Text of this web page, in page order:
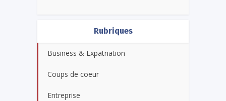
Rubriques
Business & Expatriation
Coups de coeur
Entreprise